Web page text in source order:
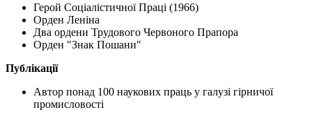
Герой Соціалістичної Праці (1966)
Орден Леніна
Два ордени Трудового Червоного Прапора
Орден "Знак Пошани"
Публікації
Автор понад 100 наукових праць у галузі гірничої
промисловості